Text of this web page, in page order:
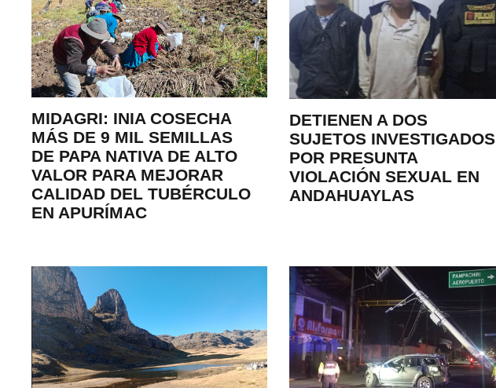
MIDAGRI: INIA COSECHA
MÁS DE 9 MIL SEMILLAS
DE PAPA NATIVA DE ALTO
VALOR PARA MEJORAR
CALIDAD DEL TUBÉRCULO
EN APURÍMAC
DETIENEN A DOS
SUJETOS INVESTIGADOS
POR PRESUNTA
VIOLACIÓN SEXUAL EN
ANDAHUAYLAS